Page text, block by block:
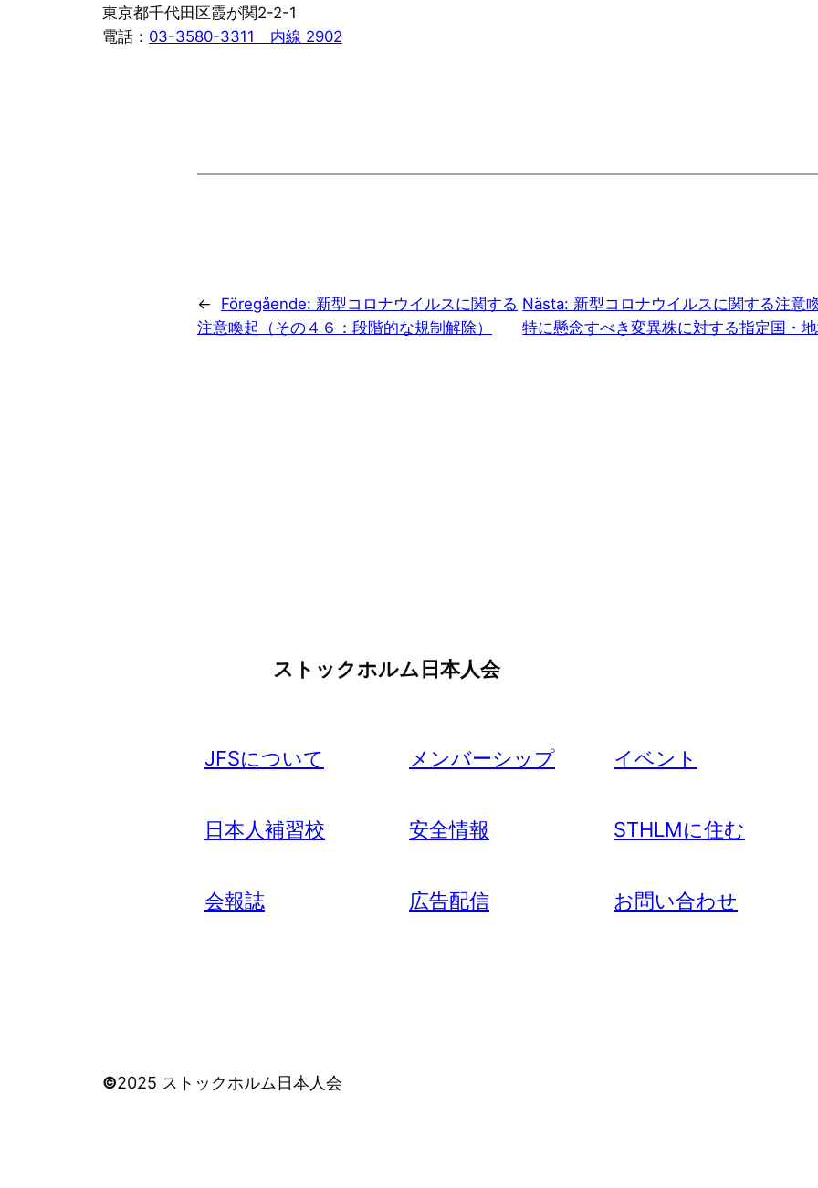
東京都千代田区霞が関2-2-1
電話： 03-3580-3311 内線 2902
← Föregående: 新型コロナウイルスに関する
注意喚起（その４６：段階的な規制解除）
Nästa: 新型コロナウイルスに関する注意
特に懸念すべき変異株に対する指定国・地
ストックホルム日本人会
JFSについて メンバーシップ イベント
日本人補習校 安全情報 STHLMに住む
会報誌 広告配信 お問い合わせ
©2025 ストックホルム日本人会